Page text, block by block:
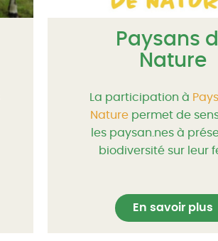
Paysans
Nature
La participation à
Nature permet de
les paysan.nes à
biodiversité sur leur
En savoir plus